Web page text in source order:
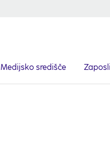
Medijsko središče